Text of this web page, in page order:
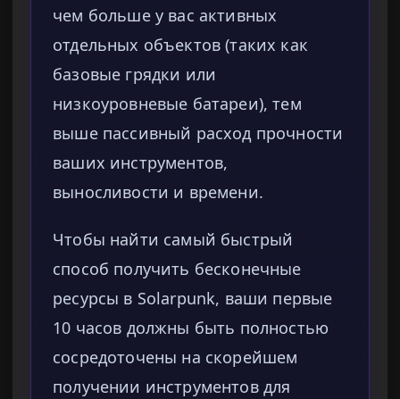
чем больше у вас активных
отдельных объектов (таких как
базовые грядки или
низкоуровневые батареи), тем
выше пассивный расход прочности
ваших инструментов,
выносливости и времени.
Чтобы найти самый быстрый
способ получить бесконечные
ресурсы в Solarpunk, ваши первые
10 часов должны быть полностью
сосредоточены на скорейшем
получении инструментов для